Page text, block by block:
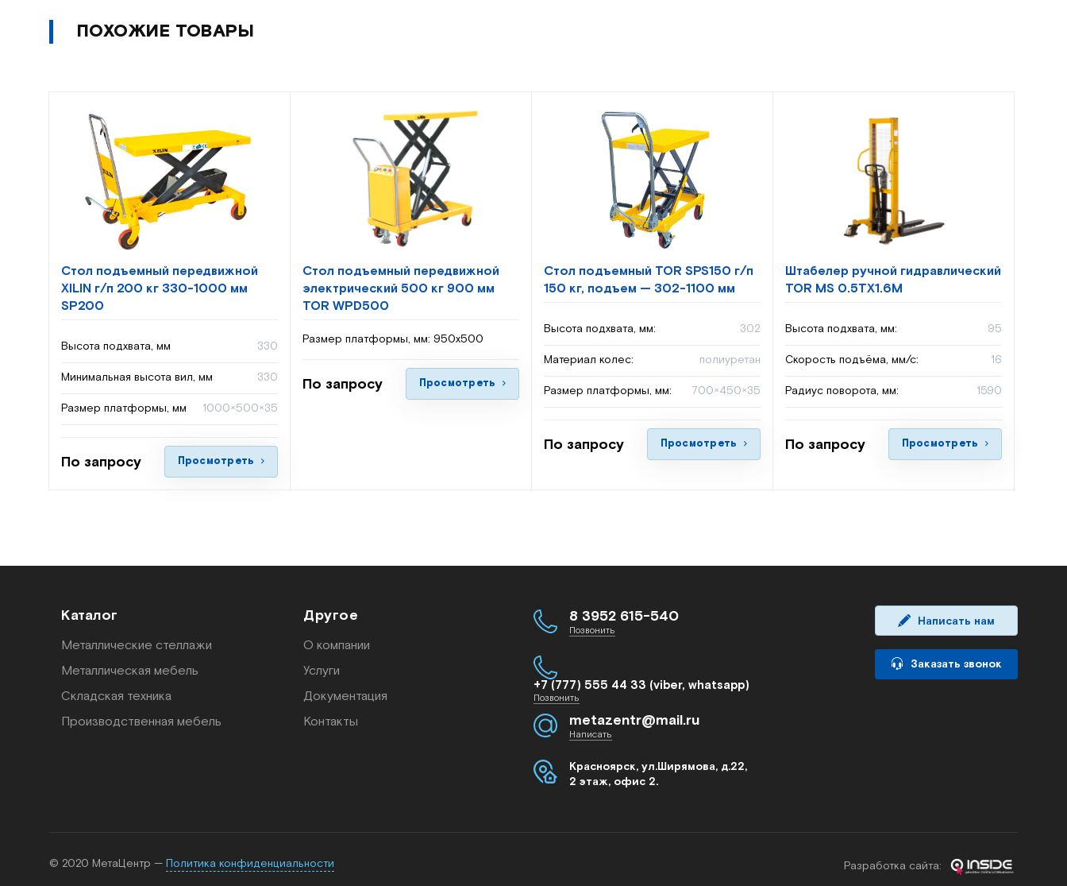
ПОХОЖИЕ ТОВАРЫ
Стол подъемный передвижной
XILIN г/п 200 кг 330-1000 мм
SP200
Высота подхвата, мм 330
Минимальная высота вил, мм 330
Размер платформы, мм 1000×500×35
По запросу Просмотреть
Стол подъемный передвижной
электрический 500 кг 900 мм
TOR WPD500
Размер платформы, мм: 950х500
По запросу Просмотреть
Стол подъемный TOR SPS150 г/п
150 кг, подъем — 302-1100 мм
Высота подхвата, мм: 302
Материал колес: полиуретан
Размер платформы, мм: 700×450×35
По запросу Просмотреть
Штабелер ручной гидравлический
TOR MS 0.5TX1.6M
Высота подхвата, мм: 95
Скорость подъёма, мм/с: 16
Радиус поворота, мм: 1590
По запросу Просмотреть
Каталог
Металлические стеллажи
Металлическая мебель
Складская техника
Производственная мебель
Другое
О компании
Услуги
Документация
Контакты
8 3952 615-540
Позвонить
+7 (777) 555 44 33 (viber, whatsapp)
Позвонить
metazentr@mail.ru
Написать
Красноярск, ул.Ширямова, д.22,
2 этаж, офис 2.
Написать нам
Заказать звонок
© 2020 МетаЦентр — Политика конфиденциальности Разработка cайта: